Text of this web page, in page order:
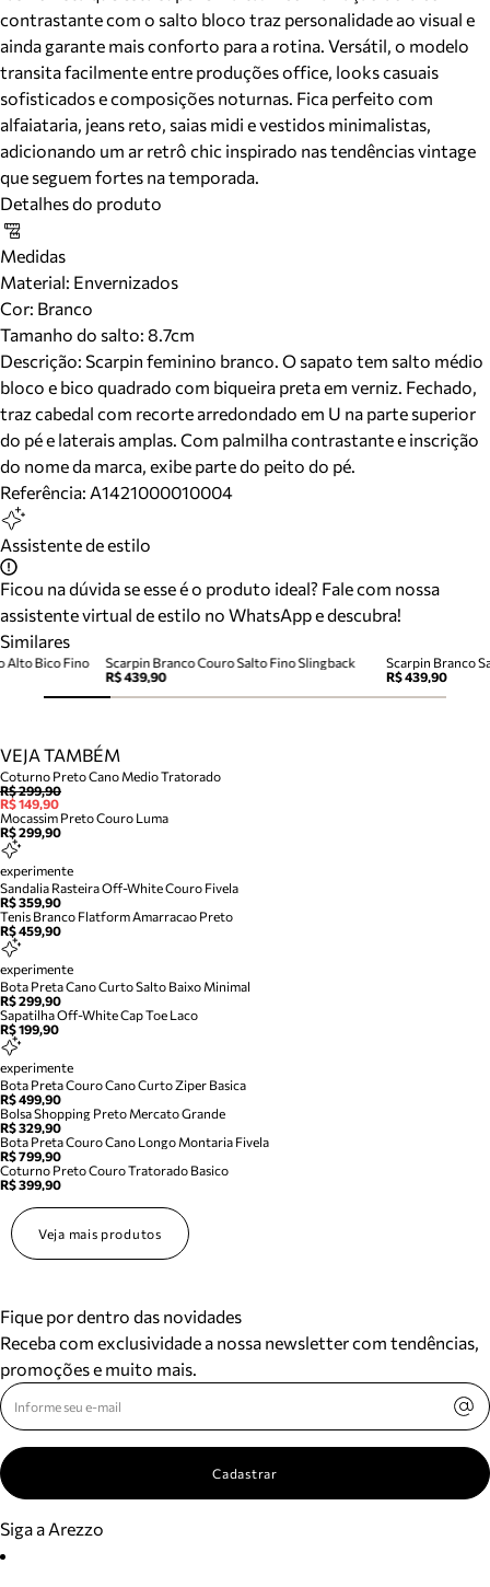
contrastante com o salto bloco traz personalidade ao visual e
ainda garante mais conforto para a rotina. Versátil, o modelo
transita facilmente entre produções office, looks casuais
sofisticados e composições noturnas. Fica perfeito com
alfaiataria, jeans reto, saias midi e vestidos minimalistas,
adicionando um ar retrô chic inspirado nas tendências vintage
que seguem fortes na temporada.
Detalhes do produto
Medidas
Material: Envernizados
Cor: Branco
Tamanho do salto: 8.7cm
Descrição: Scarpin feminino branco. O sapato tem salto médio
bloco e bico quadrado com biqueira preta em verniz. Fechado,
traz cabedal com recorte arredondado em U na parte superior
do pé e laterais amplas. Com palmilha contrastante e inscrição
do nome da marca, exibe parte do peito do pé.
Referência: A1421000010004
Assistente de estilo
Ficou na dúvida se esse é o produto ideal? Fale com nossa
assistente virtual de estilo no WhatsApp e descubra!
Similares
Scarpin Branco Couro Salto Fino Slingback
R$ 439,90
Scarpin Branco
R$ 439,90
Alto Bico Fino
VEJA TAMBÉM
Coturno Preto Cano Medio Tratorado
R$ 299,90
R$ 149,90
Mocassim Preto Couro Luma
R$ 299,90
experimente
Sandalia Rasteira Off-White Couro Fivela
R$ 359,90
Tenis Branco Flatform Amarracao Preto
R$ 459,90
experimente
Bota Preta Cano Curto Salto Baixo Minimal
R$ 299,90
Sapatilha Off-White Cap Toe Laco
R$ 199,90
experimente
Bota Preta Couro Cano Curto Ziper Basica
R$ 499,90
Bolsa Shopping Preto Mercato Grande
R$ 329,90
Bota Preta Couro Cano Longo Montaria Fivela
R$ 799,90
Coturno Preto Couro Tratorado Basico
R$ 399,90
Veja mais produtos
Fique por dentro das novidades
Receba com exclusividade a nossa newsletter com tendências,
promoções e muito mais.
Cadastrar
Siga a Arezzo